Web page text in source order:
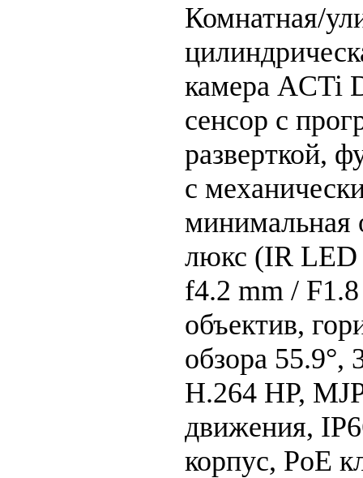
Комнатная/
камера ACTi
сенсор с
разверткой,
с
минимальная
люкс (IR LED
f4.2 mm /
объектив,
обзора 55.9°,
H.264 HP,
движения,
корпус, PoE